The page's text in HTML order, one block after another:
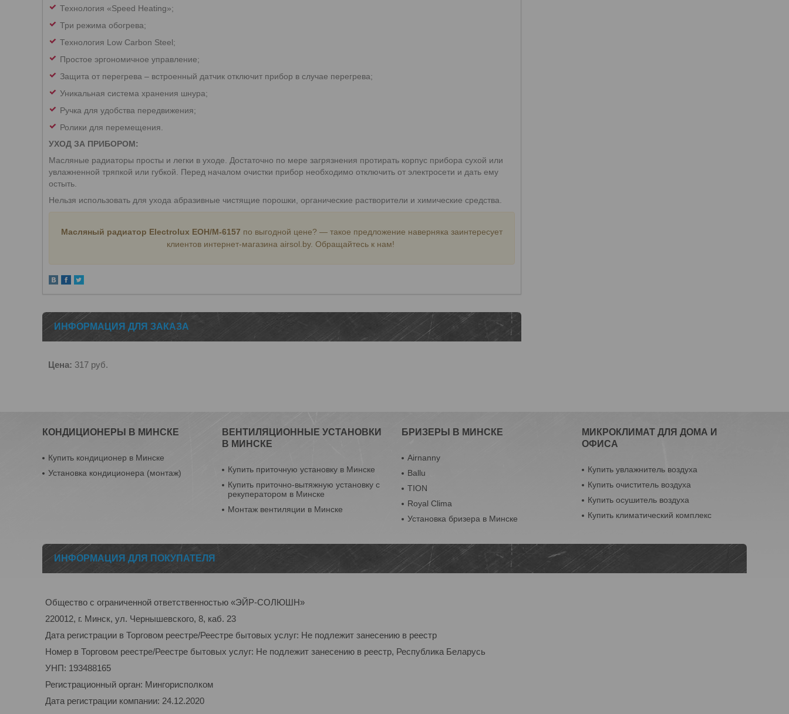
Технология «Speed Heating»;
Три режима обогрева;
Технология Low Carbon Steel;
Простое эргономичное управление;
Защита от перегрева – встроенный датчик отключит прибор в случае перегрева;
Уникальная система хранения шнура;
Ручка для удобства передвижения;
Ролики для перемещения.
УХОД ЗА ПРИБОРОМ:
Масляные радиаторы просты и легки в уходе. Достаточно по мере загрязнения протирать корпус прибора сухой или
увлажненной тряпкой или губкой. Перед началом очистки прибор необходимо отключить от электросети и дать ему
остыть.
Нельзя использовать для ухода абразивные чистящие порошки, органические растворители и химические средства.
Масляный радиатор Electrolux EOH/M-6157 по выгодной цене? — такое предложение наверняка заинтересует
клиентов интернет-магазина airsol.by. Обращайтесь к нам!
ИНФОРМАЦИЯ ДЛЯ ЗАКАЗА
Цена: 317 руб.
КОНДИЦИОНЕРЫ В МИНСКЕ
Купить кондиционер в Минске
Установка кондиционера (монтаж)
ВЕНТИЛЯЦИОННЫЕ УСТАНОВКИ
В МИНСКЕ
Купить приточную установку в Минске
Купить приточно-вытяжную установку с
рекуператором в Минске
Монтаж вентиляции в Минске
БРИЗЕРЫ В МИНСКЕ
Airnanny
Ballu
TION
Royal Clima
Установка бризера в Минске
МИКРОКЛИМАТ ДЛЯ ДОМА И
ОФИСА
Купить увлажнитель воздуха
Купить очиститель воздуха
Купить осушитель воздуха
Купить климатический комплекс
ИНФОРМАЦИЯ ДЛЯ ПОКУПАТЕЛЯ
Общество с ограниченной ответственностью «ЭЙР-СОЛЮШН»
220012, г. Минск, ул. Чернышевского, 8, каб. 23
Дата регистрации в Торговом реестре/Реестре бытовых услуг: Не подлежит занесению в реестр
Номер в Торговом реестре/Реестре бытовых услуг: Не подлежит занесению в реестр, Республика Беларусь
УНП: 193488165
Регистрационный орган: Мингорисполком
Дата регистрации компании: 24.12.2020